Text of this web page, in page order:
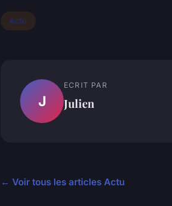
Actu
J
ECRIT PAR
Julien
← Voir tous les articles Actu